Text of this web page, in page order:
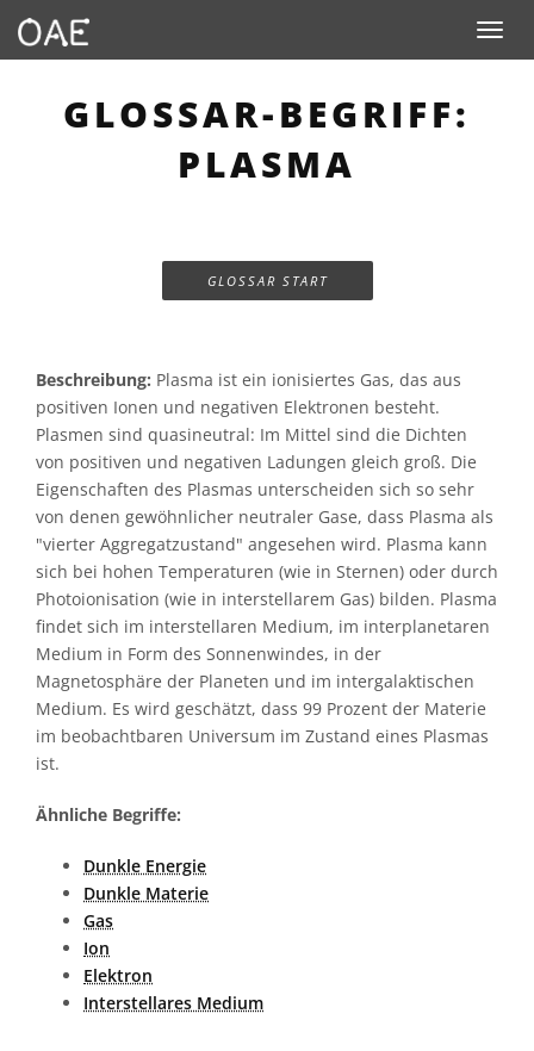
Toggle
GLOSSAR-BEGRIFF:
PLASMA
GLOSSAR START
Beschreibung: Plasma ist ein ionisiertes Gas, das aus
positiven Ionen und negativen Elektronen besteht.
Plasmen sind quasineutral: Im Mittel sind die Dichten
von positiven und negativen Ladungen gleich groß. Die
Eigenschaften des Plasmas unterscheiden sich so sehr
von denen gewöhnlicher neutraler Gase, dass Plasma als
"vierter Aggregatzustand" angesehen wird. Plasma kann
sich bei hohen Temperaturen (wie in Sternen) oder durch
Photoionisation (wie in interstellarem Gas) bilden. Plasma
findet sich im interstellaren Medium, im interplanetaren
Medium in Form des Sonnenwindes, in der
Magnetosphäre der Planeten und im intergalaktischen
Medium. Es wird geschätzt, dass 99 Prozent der Materie
im beobachtbaren Universum im Zustand eines Plasmas
ist.
Ähnliche Begriffe:
Dunkle Energie
Dunkle Materie
Gas
Ion
Elektron
Interstellares Medium